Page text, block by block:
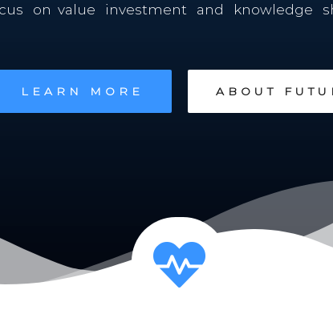
on value investment and knowledge
LEARN MORE ABOUT